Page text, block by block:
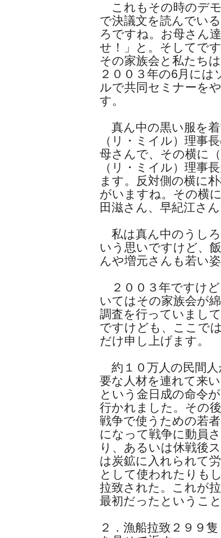
これもその時のデ
で決議文を読んでい
ろですね。お母さん
せ！」と。そしてで
その家族会と私たち
２００３年の6月には
ルで共同セミナーを
す。
真ん中の黒い服を
（リ・ミイル）理事
母さんで、その横に
（リ・ミイル）理事
ます。反対側の横に
がいますね。その横
田滋さん、早紀江さ
私は真ん中のうし
いう思いですけど、
んや増元さんも若い
２００３年ですけ
いてはその家族会が
調査を行っていまし
ですけども、ここで
だけ申し上げます。
約１０万人の民間
要な人材を連れて来
という金日成の命令
行かれました。その
戦争で使うための若
になって戦争に動員
り、あるいは休戦後
は炭鉱に入れられて
として使われたりも
拉致された。これが
最初だったというこ
２．漁船拉致２９９